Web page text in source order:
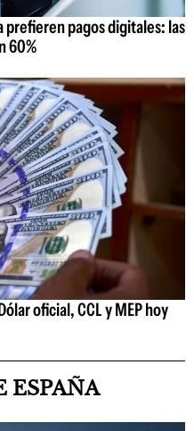
prefieren pagos digitales: las
60%
oficial, CCL y MEP hoy
ESPAÑA